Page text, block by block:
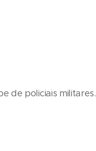
de policiais militares.